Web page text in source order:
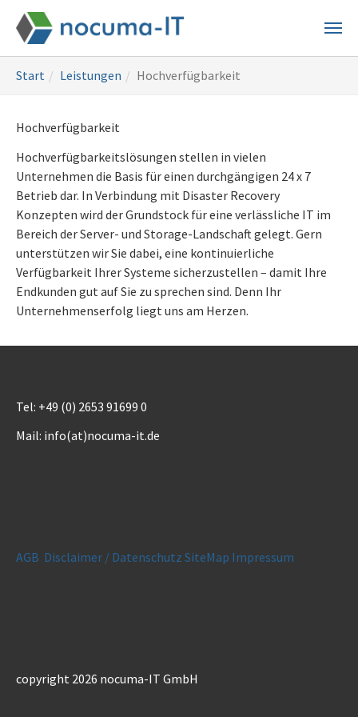
main
are
Start Leistungen Hochverfügbarkeit
Hochverfügbarkeit
Hochverfügbarkeitslösungen stellen in vielen
Unternehmen die Basis für einen durchgängigen 24 x 7
Betrieb dar. In Verbindung mit Disaster Recovery
Konzepten wird der Grundstock für eine verlässliche IT im
Bereich der Server- und Storage-Landschaft gelegt. Gern
unterstützen wir Sie dabei, eine kontinuierliche
Verfügbarkeit Ihrer Systeme sicherzustellen – damit Ihre
Endkunden gut auf Sie zu sprechen sind. Denn Ihr
Unternehmenserfolg liegt uns am Herzen.
Tel: +49 (0) 2653 91699 0
Mail: info(at)nocuma-it.de
AGB Disclaimer / Datenschutz SiteMap Impressum
copyright 2026 nocuma-IT GmbH